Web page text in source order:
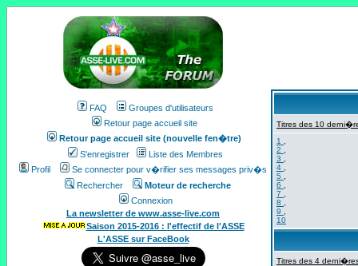
FAQ
Groupes d'utilisateurs
Retour page accueil site
Retour page accueil site (nouvelle fen�tre)
S'enregistrer
Liste des Membres
Profil
Se connecter pour v�rifier ses messages priv�s
Rechercher
Moteur de recherche
Connexion
La newsletter de www.asse-live.com
Saison 2015-2016 : l'effectif de l'ASSE
L'ASSE sur FaceBook
Titres des 10
1
2
3
4
5
6
7
8
9
10
Titres des 4